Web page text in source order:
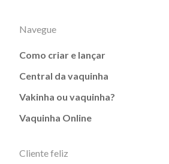
Navegue
Como criar e lançar
Central da vaquinha
Vakinha ou vaquinha?
Vaquinha Online
Cliente feliz